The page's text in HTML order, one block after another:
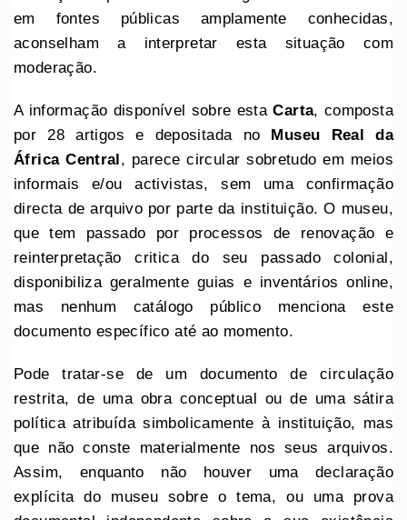
em fontes públicas amplamente conhecidas,
aconselham a interpretar esta situação com
moderação.
A informação disponível sobre estaCarta, composta
por 28 artigos e depositada no
Museu Real da
África Central , parece circular sobretudo em meios
informais e/ou activistas, sem uma confirmação
directa de arquivo por parte da instituição. O museu,
que tem passado por processos de renovação e
reinterpretação critica do seu passado colonial,
disponibiliza geralmente guias e inventários online,
mas nenhum catálogo público menciona este
documento específico até ao momento.
Pode tratar-se de um documento de circulação
restrita, de uma obra conceptual ou de uma sátira
política atribuída simbolicamente à instituição, mas
que não conste materialmente nos seus arquivos.
Assim, enquanto não houver uma declaração
explícita do museu sobre o tema, ou uma prova